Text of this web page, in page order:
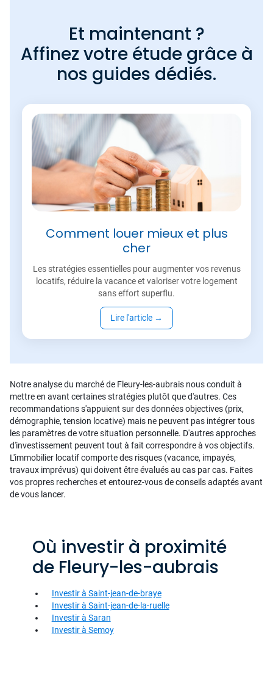
Et maintenant ?
Affinez votre étude grâce à
nos guides dédiés.
Comment louer mieux et plus
cher
Les stratégies essentielles pour augmenter vos revenus
locatifs, réduire la vacance et valoriser votre logement
sans effort superflu.
Lire l'article →
Notre analyse du marché de Fleury-les-aubrais nous conduit à
mettre en avant certaines stratégies plutôt que d'autres. Ces
recommandations s'appuient sur des données objectives (prix,
démographie, tension locative) mais ne peuvent pas intégrer tous
les paramètres de votre situation personnelle. D'autres approches
d'investissement peuvent tout à fait correspondre à vos objectifs.
L'immobilier locatif comporte des risques (vacance, impayés,
travaux imprévus) qui doivent être évalués au cas par cas. Faites
vos propres recherches et entourez-vous de conseils adaptés avant
de vous lancer.
Où investir à proximité
de Fleury-les-aubrais
Investir à Saint-jean-de-braye
Investir à Saint-jean-de-la-ruelle
Investir à Saran
Investir à Semoy